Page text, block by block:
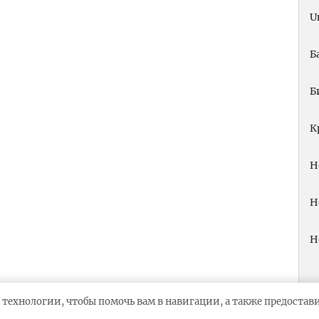
чтобы помочь вам в навигации, а также